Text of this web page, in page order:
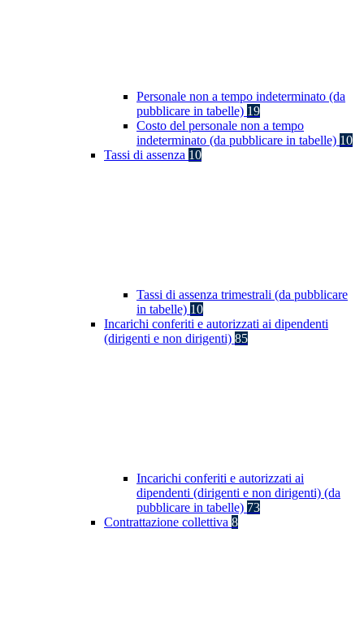
Personale non a tempo indeterminato (da
pubblicare in tabelle) 19
Costo del personale non a tempo
indeterminato (da pubblicare in tabelle) 10
Tassi di assenza 10
Tassi di assenza trimestrali (da pubblicare
in tabelle) 10
Incarichi conferiti e autorizzati ai dipendenti
(dirigenti e non dirigenti) 85
Incarichi conferiti e autorizzati ai
dipendenti (dirigenti e non dirigenti) (da
pubblicare in tabelle) 73
Contrattazione collettiva 8